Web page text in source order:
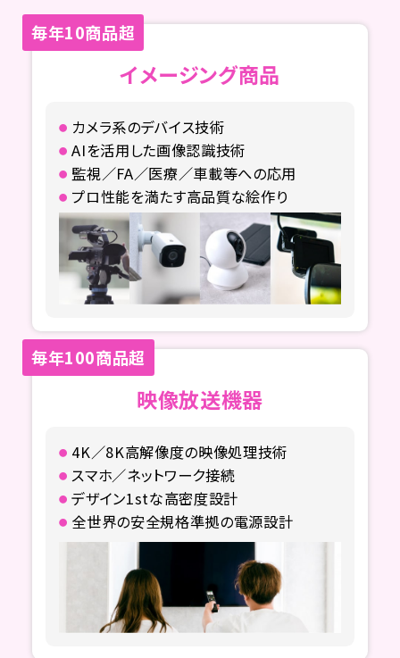
イメージング商品
毎年10商品超
カメラ系のデバイス技術
AIを活用した画像認識技術
監視／FA／医療／車載等への応用
プロ性能を満たす高品質な絵作り
映像放送機器
毎年100商品超
4K／8K高解像度の映像処理技術
スマホ／ネットワーク接続
デザイン1stな高密度設計
全世界の安全規格準拠の電源設計